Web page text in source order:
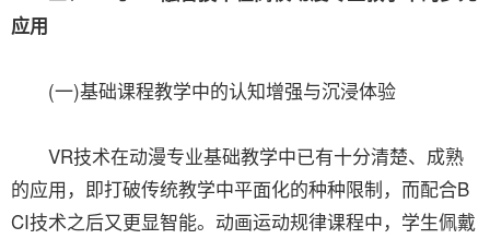
应用
(一)基础课程教学中的认知增强与沉浸体验
VR技术在动漫专业基础教学中已有十分清楚、成熟
的应用，即打破传统教学中平面化的种种限制，而配合B
CI技术之后又更显智能。动画运动规律课程中，学生佩戴